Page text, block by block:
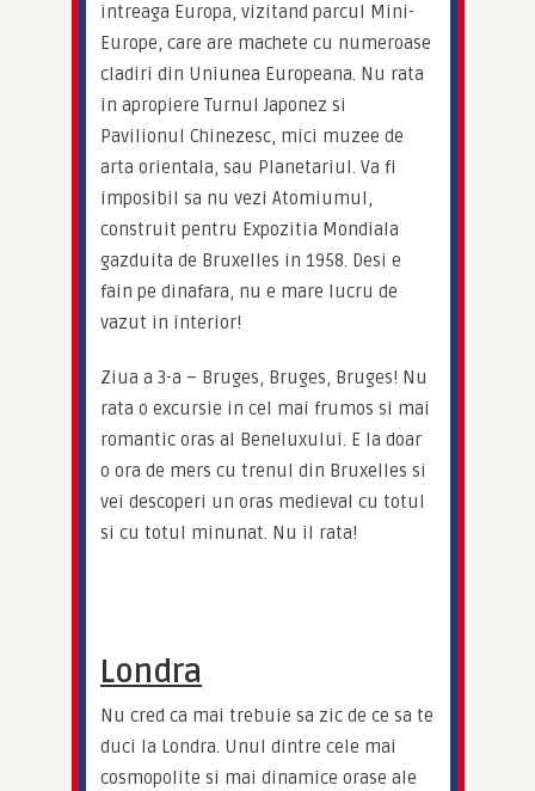
intreaga Europa, vizitand parcul Mini-
Europe, care are machete cu numeroase
cladiri din Uniunea Europeana. Nu rata
in apropiere Turnul Japonez si
Pavilionul Chinezesc, mici muzee de
arta orientala, sau Planetariul. Va fi
imposibil sa nu vezi Atomiumul,
construit pentru Expozitia Mondiala
gazduita de Bruxelles in 1958. Desi e
fain pe dinafara, nu e mare lucru de
vazut in interior!
Ziua a 3-a – Bruges, Bruges, Bruges! Nu
rata o excursie in cel mai frumos si mai
romantic oras al Beneluxului. E la doar
o ora de mers cu trenul din Bruxelles si
vei descoperi un oras medieval cu totul
si cu totul minunat. Nu il rata!
Londra
Nu cred ca mai trebuie sa zic de ce sa te
duci la Londra. Unul dintre cele mai
cosmopolite si mai dinamice orase ale